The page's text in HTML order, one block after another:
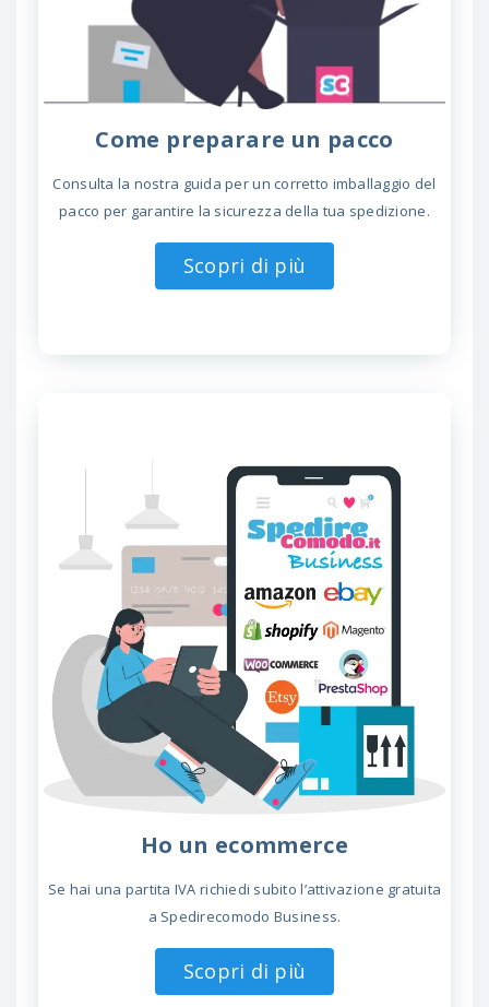
Come preparare un pacco
Consulta la nostra guida per un corretto imballaggio del
pacco per garantire la sicurezza della tua spedizione.
Scopri di più
Ho un ecommerce
Se hai una partita IVA richiedi subito l’attivazione gratuita
a Spedirecomodo Business.
Scopri di più